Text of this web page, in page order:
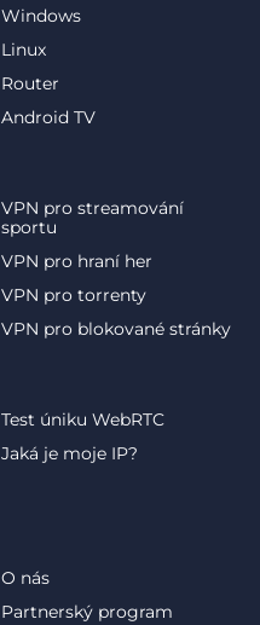
Windows
Linux
Router
Android TV
VPN pro streamování
sportu
VPN pro hraní her
VPN pro torrenty
VPN pro blokované stránky
O nás
Partnerský program
Test úniku WebRTC
Jaká je moje IP?